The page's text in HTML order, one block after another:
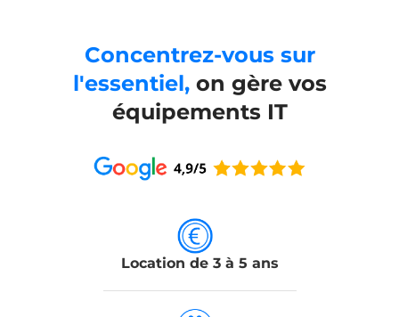
Concentrez-vous sur
l'essentiel,on gère vos
équipements IT
Location de 3 à 5 ans